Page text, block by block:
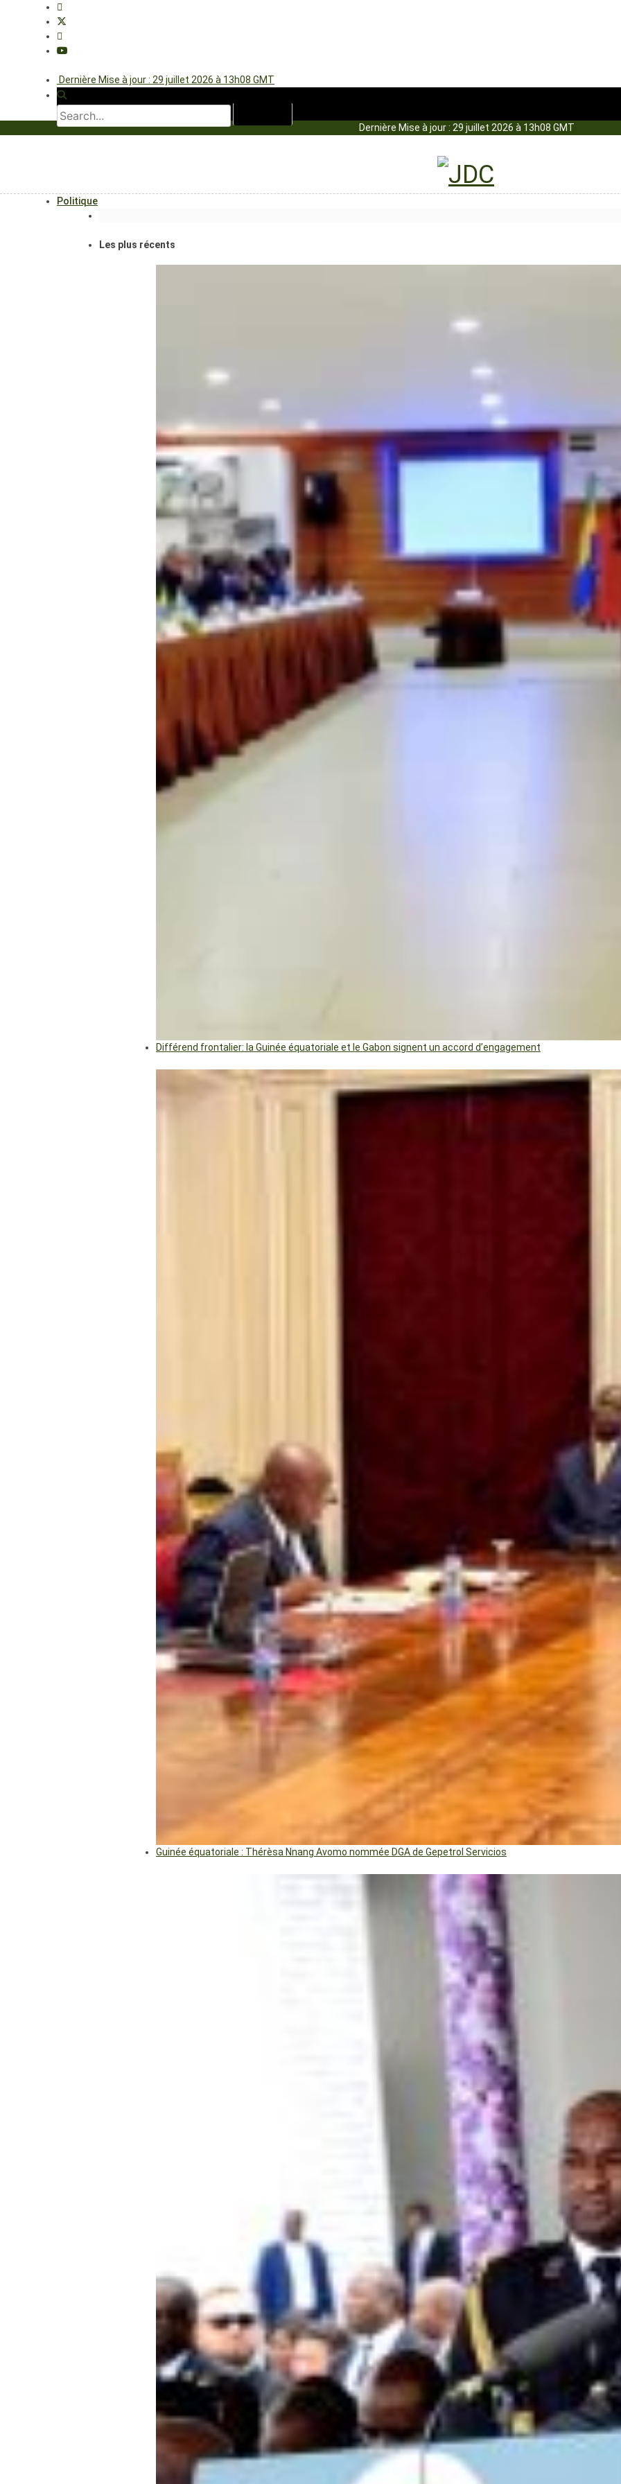
Dernière Mise à jour : 29 juillet 2026 à 13h08 GMT
Dernière Mise à jour : 29 juillet 2026 à 13h08 GMT
Politique
Les plus récents
Différend frontalier: la Guinée équatoriale et le Gabon signent un accord d’engagement
Guinée équatoriale : Thérèsa Nnang Avomo nommée DGA de Gepetrol Servicios